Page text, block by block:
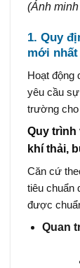
(Ảnh
1. Quy
mới nhất
Hoạt động
yêu cầu
trường cho
Quy
khí thải,
Căn cứ
tiêu chuẩn
được
Quan